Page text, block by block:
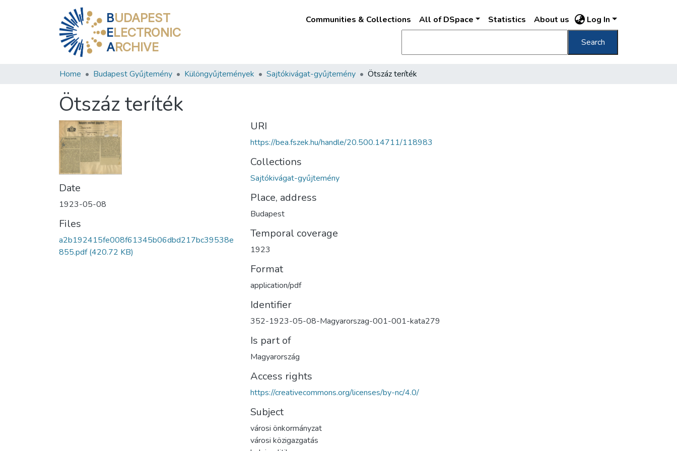
BUDAPEST
ELECTRONIC
ARCHIVE
Communities & Collections All of DSpace Statistics About us Log In
Search
Home Budapest Gyűjtemény Különgyűjtemények Sajtókivágat-gyűjtemény Ötszáz teríték
Ötszáz teríték
Date
1923-05-08
Files
a2b192415fe008f61345b06dbd217bc39538e
855.pdf(420.72 KB)
URI
https://bea.fszek.hu/handle/20.500.14711/118983
Collections
Sajtókivágat-gyűjtemény
Place, address
Budapest
Temporal coverage
1923
Format
application/pdf
Identifier
352-1923-05-08-Magyarorszag-001-001-kata279
Is part of
Magyarország
Access rights
https://creativecommons.org/licenses/by-nc/4.0/
Subject
városi önkormányzat
városi közigazgatás